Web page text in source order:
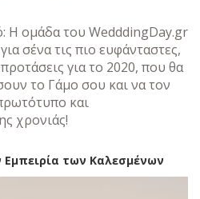
Η ομάδα του WedddingDay.gr
σένα τις πιο ευφάνταστες,
για το 2020, που θα
το Γάμο σου και να τον
και
χρονιάς!
των Καλεσμένων